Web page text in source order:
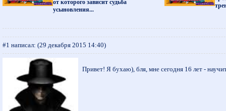
от которого зависит судьба
усыновления...
#1 написал: (29 декабря 2015 14:40)
Привет! Я бухаю), бля, мне сегодня 16 лет -